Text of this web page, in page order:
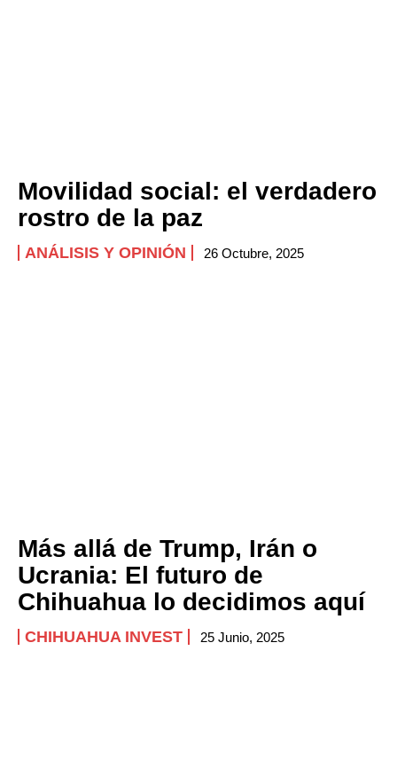
Movilidad social: el verdadero
rostro de la paz
ANÁLISIS Y OPINIÓN 26 Octubre, 2025
Más allá de Trump, Irán o
Ucrania: El futuro de
Chihuahua lo decidimos aquí
CHIHUAHUA INVEST 25 Junio, 2025